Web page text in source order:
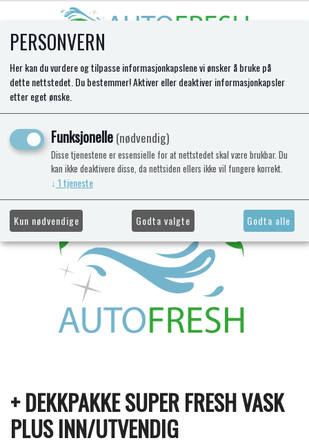
+ DEKKPAKKE SUPER FRESH VASK
PLUS INN/UTVENDIG
PERSONVERN
Her kan du vurdere og tilpasse informasjonkapslene vi ønsker å bruke på
dette nettstedet. Du bestemmer! Aktiver eller deaktiver informasjonkapsler
etter eget ønske.
Funksjonelle(nødvendig)
Disse tjenestene er essensielle for at nettstedet skal være brukbar. Du
kan ikke deaktivere disse, da nettsiden ellers ikke vil fungere korrekt.
↓ 1tjeneste
Kun nødvendige Godta valgte Godta alle